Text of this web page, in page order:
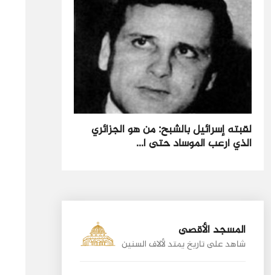
لقبته إسرائيل بالشبح: من هو الجزائري
الذي أرعب الموساد حتى ا...
المسجد الأقصى
شاهد على تاريخ يمتد لألاف السنين